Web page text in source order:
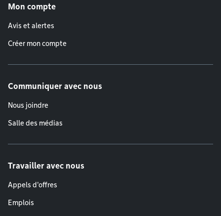
Mon compte
Avis et alertes
Créer mon compte
Communiquer avec nous
Nous joindre
Salle des médias
Travailler avec nous
Appels d'offres
Emplois